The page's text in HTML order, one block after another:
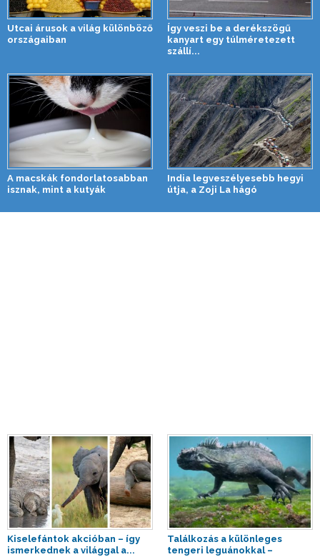
Utcai árusok a világ különböző
országaiban
Így veszi be a derékszögű
kanyart egy túlméretezett
szállí...
A macskák fondorlatosabban
isznak, mint a kutyák
India legveszélyesebb hegyi
útja, a Zoji La hágó
Kiselefántok akcióban – így
ismerkednek a világgal a...
Találkozás a különleges
tengeri leguánokkal –